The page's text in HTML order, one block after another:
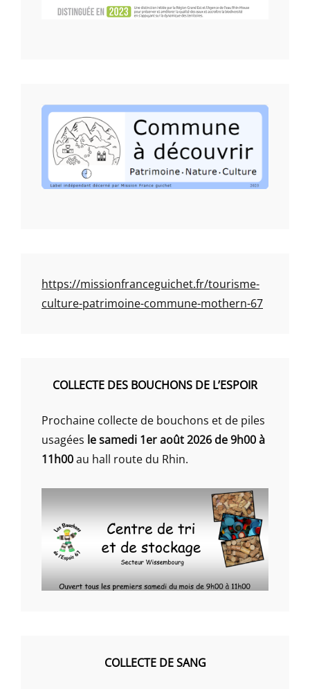
https://missionfranceguichet.fr/tourisme-
culture-patrimoine-commune-mothern-67
COLLECTE DES BOUCHONS DE L’ESPOIR
Prochaine collecte de bouchons et de piles
usagées le samedi 1er août 2026 de 9h00 à
11h00au hall route du Rhin.
COLLECTE DE SANG